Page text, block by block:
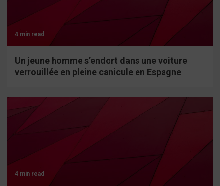
4 min read
Un jeune homme s’endort dans une voiture
verrouillée en pleine canicule en Espagne
4 min read